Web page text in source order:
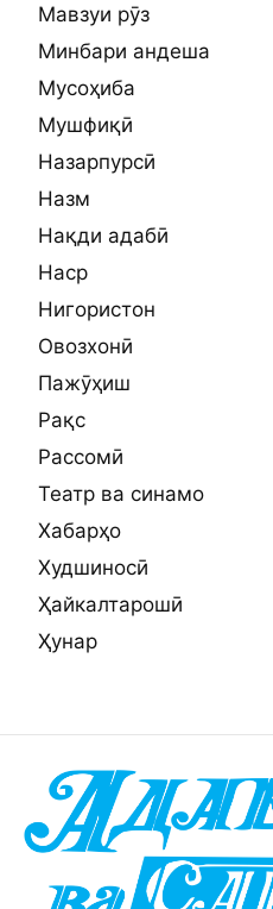
Мавзуи рӯз
Минбари андеша
Мусоҳиба
Мушфиқӣ
Назарпурсӣ
Назм
Нақди адабӣ
Наср
Нигористон
Овозхонӣ
Пажӯҳиш
Рақс
Рассомӣ
Театр ва синамо
Хабарҳо
Худшиносӣ
Ҳайкалтарошӣ
Ҳунар